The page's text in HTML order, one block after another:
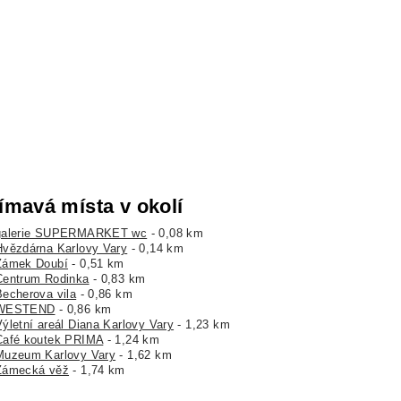
místa v okolí
SUPERMARKET wc - 0,08 km
Karlovy Vary - 0,14 km
Doubí - 0,51 km
Rodinka- 0,83 km
vila- 0,86 km
- 0,86 km
areál Diana Karlovy Vary - 1,23 km
koutek PRIMA- 1,24 km
Karlovy Vary - 1,62 km
věž - 1,74 km